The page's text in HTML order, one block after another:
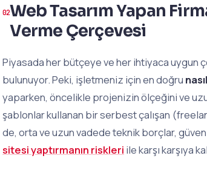
Web Tasarım Yapan
Verme Çerçevesi
Piyasada her bütçeye ve her ihtiyaca uygun
bulunuyor. Peki, işletmeniz için en doğru
yaparken, öncelikle projenizin ölçeğini ve
şablonlar kullanan bir serbest çalışan
de, orta ve uzun vadede teknik borçlar,
sitesi yaptırmanın riskleri ile karşı karşıya